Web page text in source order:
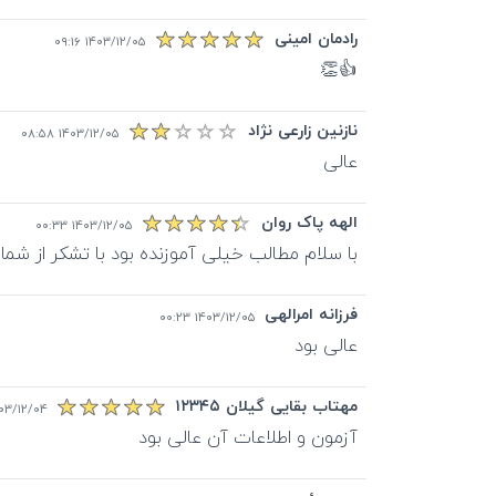
رادمان امینی ۱۴۰۳/۱۲/۰۵ ۰۹:۱۶
👍👏
نازنین زارعی نژاد ۱۴۰۳/۱۲/۰۵ ۰۸:۵۸
عالی
الهه پاک روان ۱۴۰۳/۱۲/۰۵ ۰۰:۳۳
با سلام مطالب خیلی آموزنده بود با تشکر از شما
فرزانه امرالهی ۱۴۰۳/۱۲/۰۵ ۰۰:۲۳
عالی بود
مهتاب بقایی گیلان ۱۲۳۴۵ ۱۴۰۳/۱۲/۰۴
آزمون و اطلاعات آن عالی بود